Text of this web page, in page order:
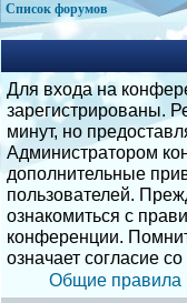
Список форумов
Для входа на
зарегистрированы.
минут, но
Администратором
дополнительные
пользователей.
ознакомиться с
конференции.
означает согласие со
Общие правила